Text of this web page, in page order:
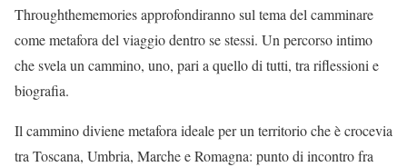
Throughthememories approfondiranno sul tema del camminare
come metafora del viaggio dentro se stessi. Un percorso intimo
che svela un cammino, uno, pari a quello di tutti, tra riflessioni e
biografia.
Il cammino diviene metafora ideale per un territorio che è crocevia
tra Toscana, Umbria, Marche e Romagna: punto di incontro fra